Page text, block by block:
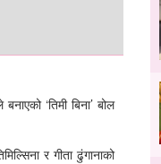
‘तिमी बिना’ बोल
र गीता ढुंगानाको